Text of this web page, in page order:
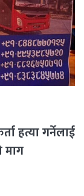
हत्या गर्नेलाई
माग